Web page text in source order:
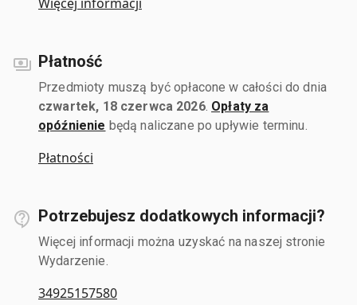
Płatność
Przedmioty muszą być opłacone w całości do dnia
czwartek, 18 czerwca 2026. Opłaty za
opóźnienie będą naliczane po upływie terminu.
Płatności
Potrzebujesz dodatkowych informacji?
Więcej informacji można uzyskać na naszej stronie
Wydarzenie.
34925157580